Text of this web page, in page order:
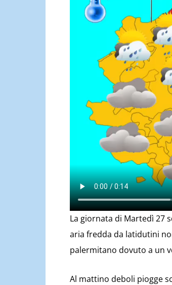
La giornata di Martedì 27
aria fredda da latidutini
palermitano dovuto a un
Al mattino deboli piogge